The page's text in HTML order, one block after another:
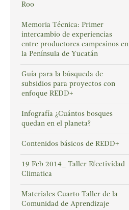
Roo
Memoria Técnica: Primer
intercambio de experiencias
entre productores campesinos en
la Península de Yucatán
Guía para la búsqueda de
subsidios para proyectos con
enfoque REDD+
Infografía ¿Cuántos bosques
quedan en el planeta?
Contenidos básicos de REDD+
19 Feb 2014_ Taller Efectividad
Climatica
Materiales Cuarto Taller de la
Comunidad de Aprendizaje